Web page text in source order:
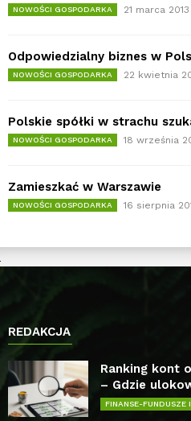
NOWOŚCI GOSPODARKA 21 marca 2013
Odpowiedzialny biznes w
NOWOŚCI GOSPODARKA 22 kwietnia
Polskie spółki w strachu
NOWOŚCI GOSPODARKA 18 września
Zamieszkać w Warszawie
NOWOŚCI GOSPODARKA 16 sierpnia
REDAKCJA
Ranking kont
– Gdzie
FINANSE-FUNDUSZE